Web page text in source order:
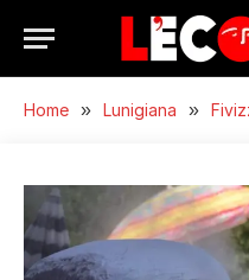
Home » Lunigiana »